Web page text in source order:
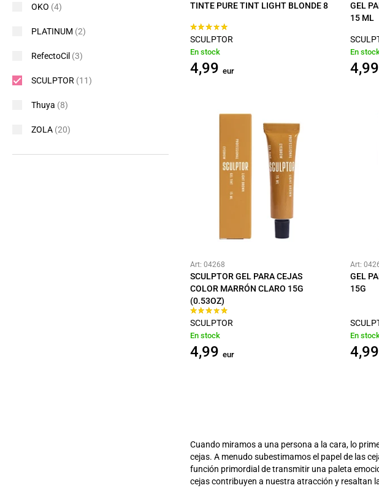
TINTE PURE TINT LIGHT BLONDE 8
SCULPTOR
En stock
4,99 eur
GEL
15 ML
En
4,99
Art: 04268
SCULPTOR GEL PARA CEJAS
COLOR MARRÓN CLARO 15G
(0.53OZ)
SCULPTOR
En stock
4,99 eur
Art:
GEL
15G
En
4,99
Cuando miramos a una persona a la cara, lo
cejas. A menudo subestimamos el papel de las
función primordial de transmitir una paleta
cejas contribuyen a nuestra atracción y resaltan
OKO (4)
PLATINUM (2)
RefectoCil (3)
SCULPTOR (11)
Thuya (8)
ZOLA (20)